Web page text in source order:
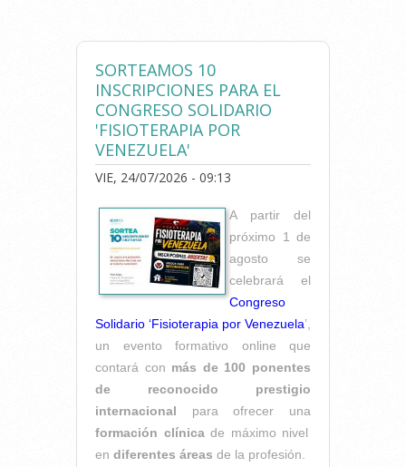
SORTEAMOS 10
INSCRIPCIONES PARA EL
CONGRESO SOLIDARIO
'FISIOTERAPIA POR
VENEZUELA'
VIE, 24/07/2026 - 09:13
A partir del
próximo 1 de
agosto se
celebrará el
Congreso
Solidario ‘Fisioterapia por Venezuela’,
un evento formativo online que
contará con más de 100 ponentes
de reconocido prestigio
internacional para ofrecer una
formación clínicade máximo nivel
en diferentes áreas de la profesión.